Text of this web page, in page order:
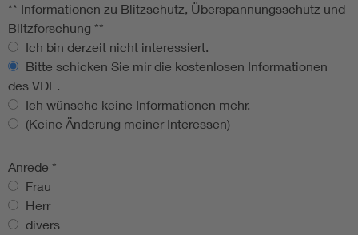
** Informationen zu Blitzschutz, Überspannungsschutz und
Blitzforschung **
Ich bin derzeit nicht interessiert.
Bitte schicken Sie mir die kostenlosen Informationen
des VDE.
Ich wünsche keine Informationen mehr.
(Keine Änderung meiner Interessen)
Anrede *
Frau
Herr
divers